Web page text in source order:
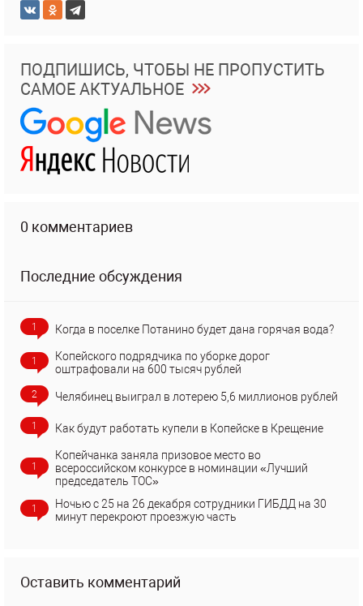
ПОДПИШИСЬ, ЧТОБЫ НЕ ПРОПУСТИТЬ
САМОЕ АКТУАЛЬНОЕ
0 комментариев
Последние обсуждения
1 Когда в поселке Потанино будет дана горячая вода?
1
Копейского подрядчика по уборке дорог
оштрафовали на 600 тысяч рублей
2 Челябинец выиграл в лотерею 5,6 миллионов рублей
1 Как будут работать купели в Копейске в Крещение
1
Копейчанка заняла призовое место во
всероссийском конкурсе в номинации «Лучший
председатель ТОС»
1
Ночью с 25 на 26 декабря сотрудники ГИБДД на 30
минут перекроют проезжую часть
Оставить комментарий